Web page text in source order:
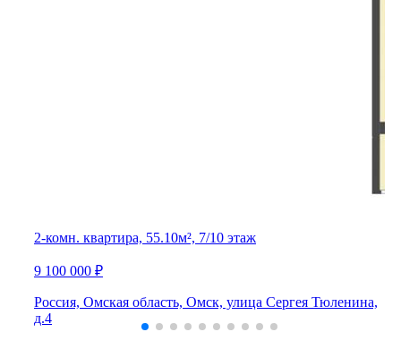
2-комн. квартира, 55.10м², 7/10 этаж
9 100 000 ₽
Россия, Омская область, Омск, улица Сергея Тюленина,
д.4